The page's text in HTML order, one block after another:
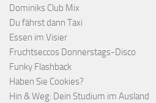
Dominiks Club Mix
Du fährst dann Taxi
Essen im Visier
Fruchtseccos Donnerstags-Disco
Funky Flashback
Haben Sie Cookies?
Hin & Weg: Dein Studium im Ausland